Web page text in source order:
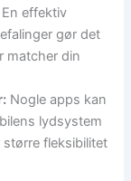
En effektiv
gør det
matcher din
Nogle apps kan
lydsystem
fleksibilitet